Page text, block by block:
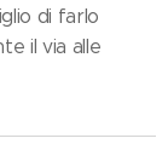
di farlo
il via alle